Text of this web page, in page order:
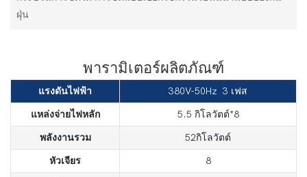
ฝุ่น
พารามิเตอร์ผลิตภัณฑ์
แรงดันไฟฟ้า
380V-50Hz 3 เฟส
แหล่งจ่ายไฟหลัก
5.5 กิโลวัตต์*8
พลังงานรวม
52กิโลวัตต์
หัวเจียร
8